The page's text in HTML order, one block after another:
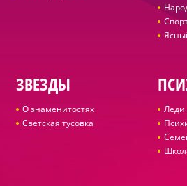
ЗВЕЗДЫ
О знаменитостях
Светская тусовка
Леди